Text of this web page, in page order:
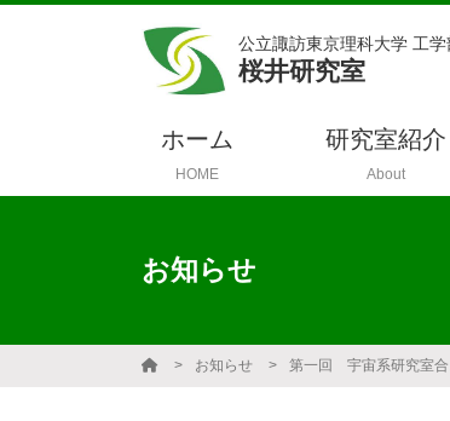
公立諏訪東京理科大学 工
桜井研究室
ホーム
HOME
研究室紹介
About
お知らせ
お知らせ